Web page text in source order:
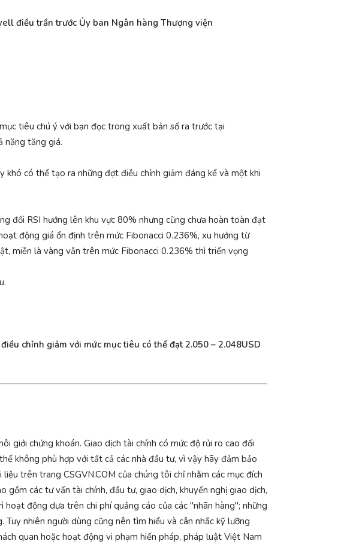
điều trần trước Ủy ban Ngân hàng Thượng viện
tiêu chú ý với bạn đọc trong xuất bản số ra trước tại
năng tăng giá.
có thể tạo ra những đợt điều chỉnh giảm đáng kể và một khi
đối RSI hướng lên khu vực 80% nhưng cũng chưa hoàn toàn đạt
động giá ổn định trên mức Fibonacci 0.236%, xu hướng từ
miễn là vàng vẫn trên mức Fibonacci 0.236% thì triển vọng
chỉnh giảm với mức mục tiêu có thể đạt 2.050 – 2.048USD
giới chứng khoán. Giao dịch tài chính có mức độ rủi ro cao đối
không phù hợp với tất cả các nhà đầu tư, vì vậy hãy đảm bảo
trên trang CSGVN.COM của chúng tôi chỉ nhằm các mục đích
các tư vấn tài chính, đầu tư, giao dịch, khuyến nghị giao dịch,
động dựa trên chi phí quảng cáo của các "nhãn hàng"; những
nhiên người dùng cũng nên tìm hiểu và cân nhắc kỹ lưỡng
quan hoặc hoạt động vi phạm hiến pháp, pháp luật Việt Nam